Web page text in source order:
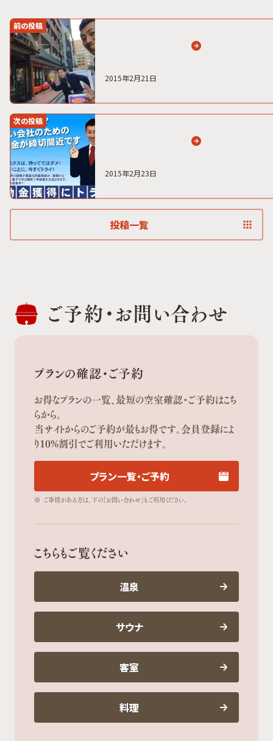
前の投稿
2015年2月21日
次の投稿
2015年2月23日
投稿一覧
ご予約・お問い合わせ
プランの確認・ご予約
お得なプランの一覧、最短の空室確認・ご予約はこち
らから。
当サイトからのご予約が最もお得です。会員登録によ
り10%割引でご利用いただけます。
プラン一覧・ご予約
※ ご事情がある方は、下の「お問い合わせ」もご利用ください。
こちらもご覧ください
温泉
サウナ
客室
料理